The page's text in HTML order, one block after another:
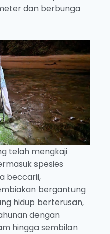
dan berbunga
telah mengkaji
spesies
beccarii,
bergantung
hidup berterusan,
dengan
hingga sembilan